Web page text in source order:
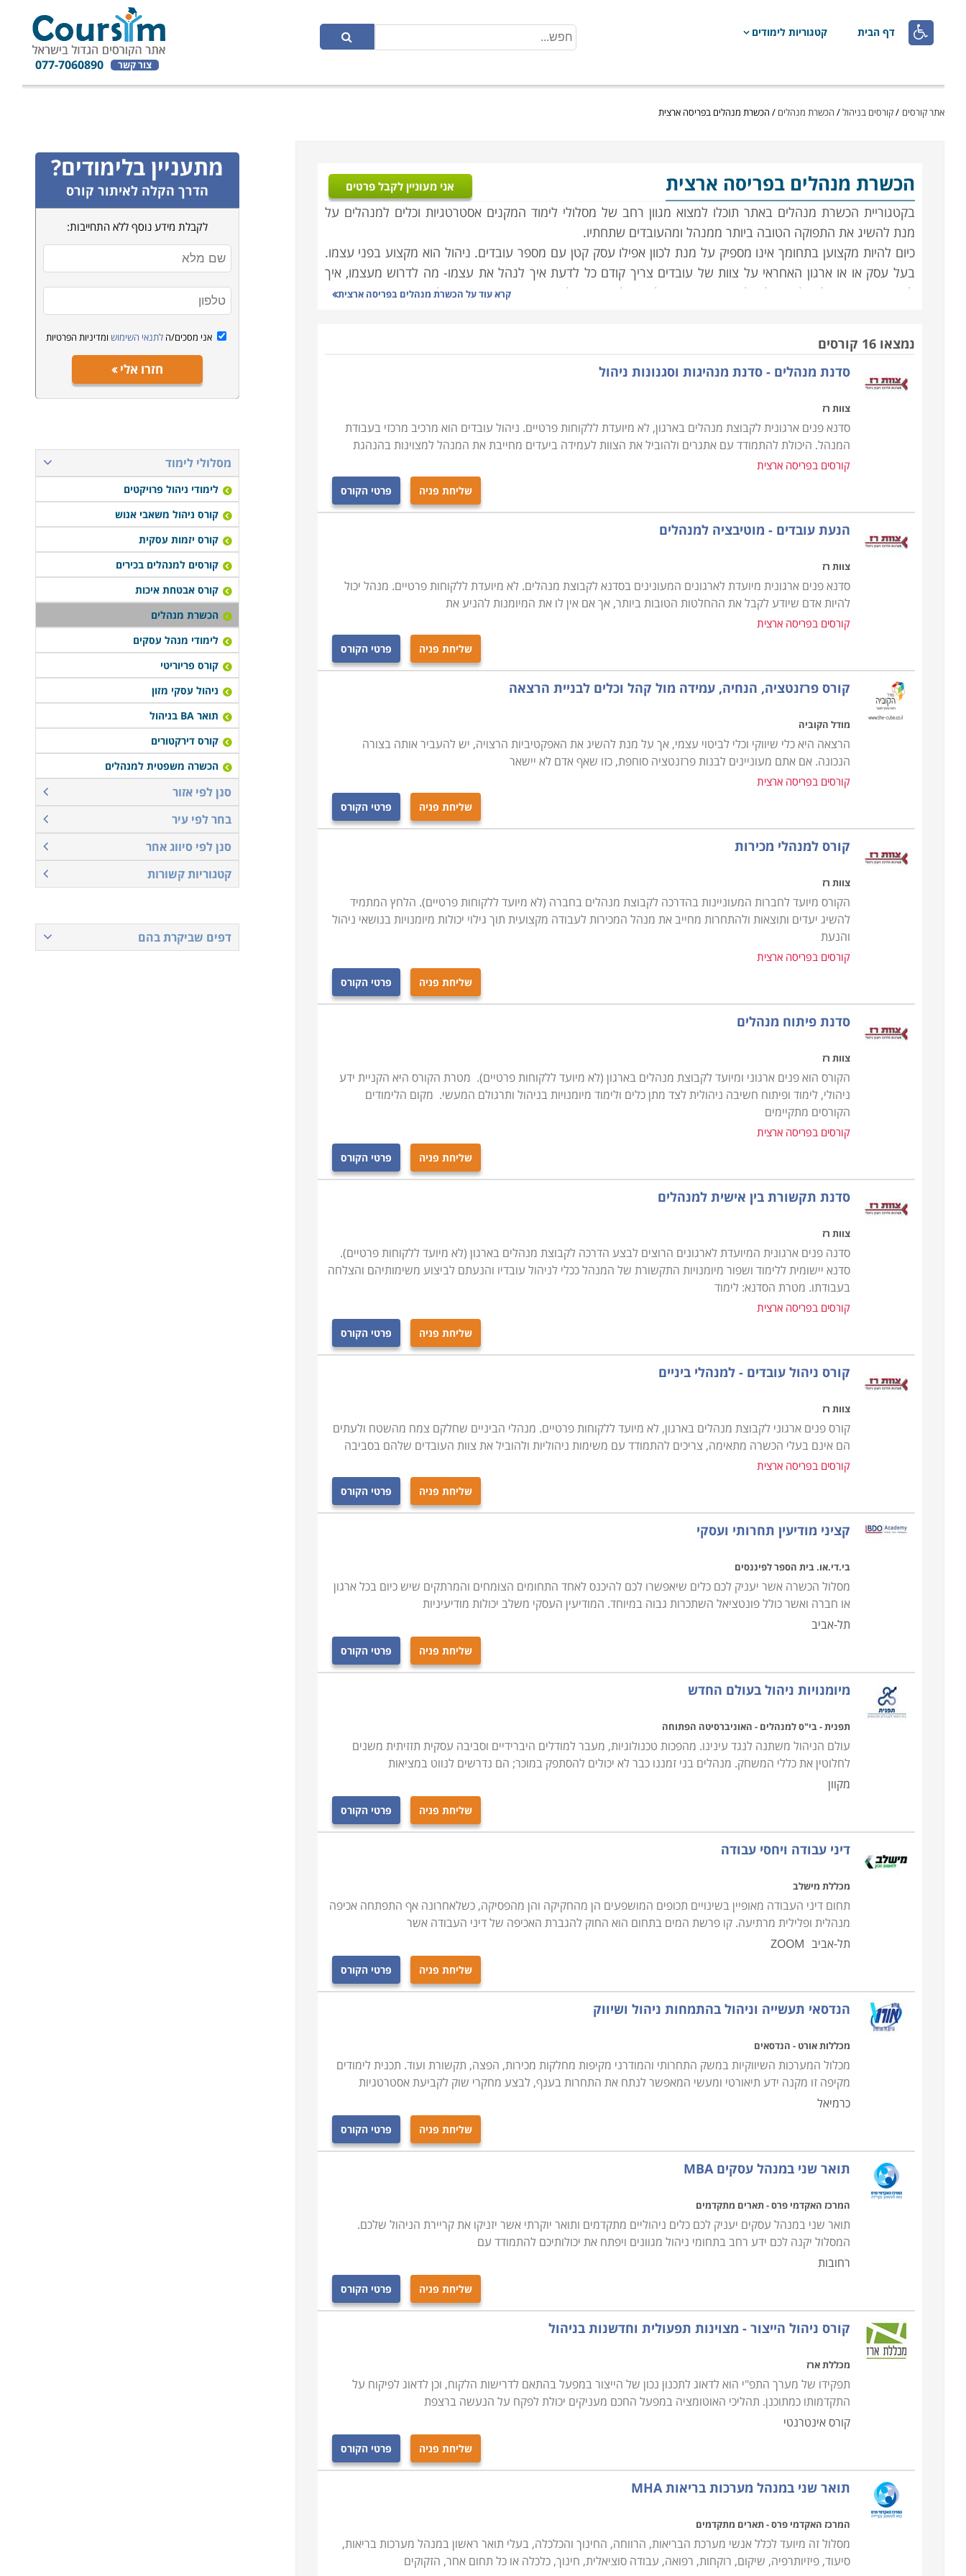
 דף הבית קטגוריות לימודים
צור קשר 077-7060890
אתר קורסים /קורסים בניהול/ הכשרת מנהלים / הכשרת מנהלים בפריסה ארצית
הכשרת מנהליםבפריסה ארצית אני מעוניין לקבל פרטים
בקטגוריית הכשרת מנהלים באתר תוכלו למצוא מגוון רחב של מסלולי לימוד המקנים אסטרטגיות וכלים למנהלים על
מנת להשיג את התפוקה הטובה ביותר ממנהל ומהעובדים שתחתיו.
כיום להיות מקצוען בתחומך אינו מספיק על מנת לכוון אפילו עסק קטן עם מספר עובדים. ניהול הוא מקצוע בפני עצמו.
בעל עסק או או ארגון האחראי על צוות של עובדים צריך קודם כל לדעת איך לנהל את עצמו- מה לדרוש מעצמו, איך
להפריד בין עיקר לטפל, איך לנהל נכון את הזמן. עליו גם לדעת איך להתמודד עם עובדיו- מה לדרוש מהם, באיזו צורה
למה ואיך
סביבות העבודה הניהוליות נוטות להיות תחרותיות מאוד, דינמיות, וצריך כל הזמן להתמודד עם חידושים ושינויים. גם
מנהלים מצטיינים ובעלי קבלות מוכחות נדרשים לעדכונים מקצועיים, השתלמויות וכלים להתפתחות מקצועית כדי
להישאר עם היד על הדופק.
רוב מסלולי הלימוד ממוענים למנהלים בפועל המעוניינים להרחיב את ידיעותיהם ולהתעדכן בחידושים, מידע או
טכנולוגיות שישפרו את תפקודם, וכן לעתודות ניהוליות, מי שרואה את עצמו כמנהל לעתיד ומציב לו את הניהול כיעד. כדי
להתאים לקהל זה, מרבית הלימודים נערכים בשעות הערב, או כסמינרים מרוכזים, במטרה לנצל את הזמן באופן תכליתי,
תוכן הקורסים
לימודי ניהול מקנים ארגז כלים לעבוד איתו ומיומנויות בתקווה לתוצאות שיתבטאו בפעילותו של הארגון בשטח באמצעות
פיתוח מנהלים ועתודה ניהולית. הקורסים המוצעים עוסקים בפיתוח מיומנויות עבור דירקטורים, נושאי משרה, מנהלים
בדרג ביניים ובכיר בחברות או בעלי עסקים.
בין המסלולים שתוכלו למצוא בקטגוריה זו: כלים לניהול תרבות ואומנות, מערכות ייצור, עסקים משפחתיים, קמעונאיים,
שירותי בריאות, עסקי מזון ומשקאות, שלטון מקומי וקהילה, משא ומתן, קונפליקטים ושיתופי פעולה. מסלולים אחרים
מציעים הכשרות אחרות, חלקן עונות על צרכים מקצועיים פרטניים ונקודתיים, ואחרים מעניקים ידע רוחבי וכללי יותר. בין
אלו ניתן למנות קורסים העוסקים ברציונליות ואמוציונליות בקבלת החלטות, מנהל ציבורי, ייעוץ ארגוני וליווי מנהלים,
הכשרת דירקטורים לחברות עסקיות וציבוריות, פיתוח מיומנויות בניהול כמו מנהיגות והובלה עסקית, לימודי פיננסים
למנהלים, מדיניות תגמול והטבות, לימודי ביקורת פנים, עבודת צוות, יחסי ודיני עבודה, אתיקה, גבייה והוצאה לפועל,
יישום פסיכולוגיה חיובית, ניתוח דו"חות כספיים והערכת שווי חברות, קורס ניהול מוצר, שיווק במדיה הדיגיטלית, מכשור
ובקרת תהליכים, כלי מודיעין תחרותי לעסקים ופיצוח סביבה תחרותית.
קורס הכשרת מנהלים תוכלו למצוא במוסדות לימוד רבים בכל רחבי הארץ מהצפון עד לדרום. חיפה, תל אביב, ירושלים
קרא עוד על הכשרת מנהלים בפריסה ארצית
נמצאו 16 קורסים
סדנת מנהלים - סדנת מנהיגות וסגנונות ניהול
צוות רז
סדנא פנים ארגונית לקבוצת מנהלים בארגון, לא מיועדת ללקוחות פרטיים. ניהול עובדים הוא מרכיב מרכזי בעבודת
המנהל. היכולת להתמודד עם אתגרים ולהוביל את הצוות לעמידה ביעדים מחייבת את המנהל למצוינות בהנהגת
קורסים בפריסה ארצית
שליחת פניה פרטי הקורס
הנעת עובדים - מוטיבציה למנהלים
צוות רז
סדנא פנים ארגונית מיועדת לארגונים המעונינים בסדנא לקבוצת מנהלים. לא מיועדת ללקוחות פרטיים. מנהל יכול
להיות אדם שיודע לקבל את ההחלטות הטובות ביותר, אך אם אין לו את המיומנות להניע את
קורסים בפריסה ארצית
שליחת פניה פרטי הקורס
קורס פרזנטציה, הנחיה, עמידה מול קהל וכלים לבניית הרצאה
מודל הקוביה
הרצאה היא כלי שיווקי וכלי לביטוי עצמי, אך על מנת להשיג את האפקטיביות הרצויה, יש להעביר אותה בצורה
הנכונה. אם אתם מעוניינים לבנות פרזנטציה סוחפת, כזו שאף אדם לא יישאר
קורסים בפריסה ארצית
שליחת פניה פרטי הקורס
קורס למנהלי מכירות
צוות רז
הקורס מיועד לחברות המעוניינות בהדרכה לקבוצת מנהלים בחברה (לא מיועד ללקוחות פרטיים). הלחץ המתמיד
להשיג יעדים ותוצאות ולהתחרות מחייב את מנהל המכירות לעבודה מקצועית תוך גילוי יכולות מיומנויות בנושאי ניהול
והנעת
קורסים בפריסה ארצית
שליחת פניה פרטי הקורס
סדנת פיתוח מנהלים
צוות רז
הקורס הוא פנים ארגוני ומיועד לקבוצת מנהלים בארגון (לא מיועד ללקוחות פרטיים). מטרת הקורס היא הקניית ידע
ניהולי, לימוד ופיתוח חשיבה ניהולית לצד מתן כלים ולימוד מיומנויות בניהול ותרגולם המעשי. מקום הלימודים
הקורסים מתקיימים
קורסים בפריסה ארצית
שליחת פניה פרטי הקורס
סדנת תקשורת בין אישית למנהלים
צוות רז
סדנה פנים ארגונית המיועדת לארגונים הרוצים לבצע הדרכה לקבוצת מנהלים בארגון (לא מיועד ללקוחות פרטיים).
סדנא יישומית ללימוד ושפור מיומנויות התקשורת של המנהל ככלי לניהול עובדיו והנעתם לביצוע משימותיהם והצלחה
בעבודתו. מטרת הסדנא: לימוד
קורסים בפריסה ארצית
שליחת פניה פרטי הקורס
קורס ניהול עובדים - למנהלי ביניים
צוות רז
קורס פנים ארגוני לקבוצת מנהלים בארגון, לא מיועד ללקוחות פרטיים. מנהלי הביניים שחלקם צמח מהשטח ולעתים
הם אינם בעלי הכשרה מתאימה, צריכים להתמודד עם משימות ניהוליות ולהוביל את צוות העובדים שלהם בסביבה
קורסים בפריסה ארצית
שליחת פניה פרטי הקורס
קציני מודיעין תחרותי ועסקי
בי.די.או. בית הספר לפיננסים
מסלול הכשרה אשר יעניק לכם כלים שיאפשרו לכם להיכנס לאחד התחומים הצומחים והמרתקים שיש כיום בכל ארגון
או חברה ואשר כולל פונטציאל השתכרות גבוה במיוחד. המודיעין העסקי משלב יכולות מודיעיניות
תל-אביב
שליחת פניה פרטי הקורס
מיומנויות ניהול בעולם החדש
תפנית - בי"ס למנהלים - האוניברסיטה הפתוחה
עולם הניהול משתנה לנגד עינינו. מהפכות טכנולוגיות, מעבר למודלים היברידיים וסביבה עסקית תזזיתית משנים
לחלוטין את כללי המשחק. מנהלים בני זמננו כבר לא יכולים להסתפק במוכר; הם נדרשים לנווט במציאות
מקוון
שליחת פניה פרטי הקורס
דיני עבודה ויחסי עבודה
מכללת מישלב
תחום דיני העבודה מאופיין בשינויים תכופים המושפעים הן מהחקיקה והן מהפסיקה, כשלאחרונה אף התפתחה אכיפה
מנהלית ופלילית מרתיעה. קו פרשת המים בתחום הוא החוק להגברת האכיפה של דיני העבודה אשר
תל-אביב ZOOM
שליחת פניה פרטי הקורס
הנדסאי תעשייה וניהול בהתמחות ניהול ושיווק
מכללות אורט - הנדסאים
מכלול המערכות השיווקיות במשק התחרותי והמודרני מקיפות מחלקות מכירות, הפצה, תקשורת ועוד. תכנית לימודים
מקיפה זו מקנה ידע תיאורטי ומעשי המאפשר לנתח את התחרות בענף, לבצע מחקרי שוק לקביעת אסטרטגיות
כרמיאל
שליחת פניה פרטי הקורס
תואר שני במנהל עסקים MBA
המרכז האקדמי פרס - תארים מתקדמים
תואר שני במנהל עסקים יעניק לכם כלים ניהוליים מתקדמים ותואר יוקרתי אשר יזניקו את קריירת הניהול שלכם.
המסלול יקנה לכם ידע רחב בתחומי ניהול מגוונים ויפתח את יכולותיכם להתמודד עם
רחובות
שליחת פניה פרטי הקורס
קורס ניהול הייצור - מצוינות תפעולית וחדשנות בניהול
מכללת ארז
תפקידו של מערך התפ"י הוא לדאוג לתכנון נכון של הייצור במפעל בהתאם לדרישות הלקוח, וכן לדאוג לפיקוח על
התקדמותו כמתוכנן. תהליכי האוטומציה במפעל החכם מעניקים יכולת לפקח על הנעשה ברצפת
קורס אינטרנטי
שליחת פניה פרטי הקורס
תואר שני במנהל מערכות בריאות MHA
המרכז האקדמי פרס - תארים מתקדמים
מסלול זה מיועד לכלל אנשי מערכת הבריאות, הרווחה, החינוך והכלכלה, בעלי תואר ראשון במנהל מערכות בריאות,
סיעוד, פיזיותרפיה, שיקום, רוקחות, רפואה, עבודה סוציאלית, חינוך, כלכלה או כל תחום אחר, הזקוקים
מתעניין בלימודים?
הדרך הקלה לאיתור קורס
לקבלת מידע נוסף ללא התחייבות:
אני מסכים/הלתנאי השימוש ומדיניות הפרטיות
חזרו אלי
מסלולי לימוד
לימודי ניהול פרויקטים
קורס ניהול משאבי אנוש
קורס יזמות עסקית
קורסים למנהלים בכירים
קורס אבטחת איכות
הכשרת מנהלים
לימודי מנהל עסקים
קורס פריוריטי
ניהול עסקי מזון
תואר BA בניהול
קורס דירקטורים
הכשרה משפטית למנהלים
סנן לפי אזור
בחר לפי עיר
סנן לפי סיווג אחר
קטגוריות קשורות
דפים שביקרת בהם